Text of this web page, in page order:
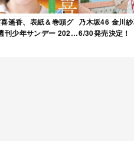
遥香、表紙＆巻頭グ
刊少年サンデー 2026
乃木坂46 金川紗
6/30発売決定！